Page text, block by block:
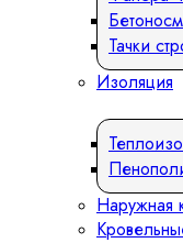
Тачки
Изоляция
Наружная